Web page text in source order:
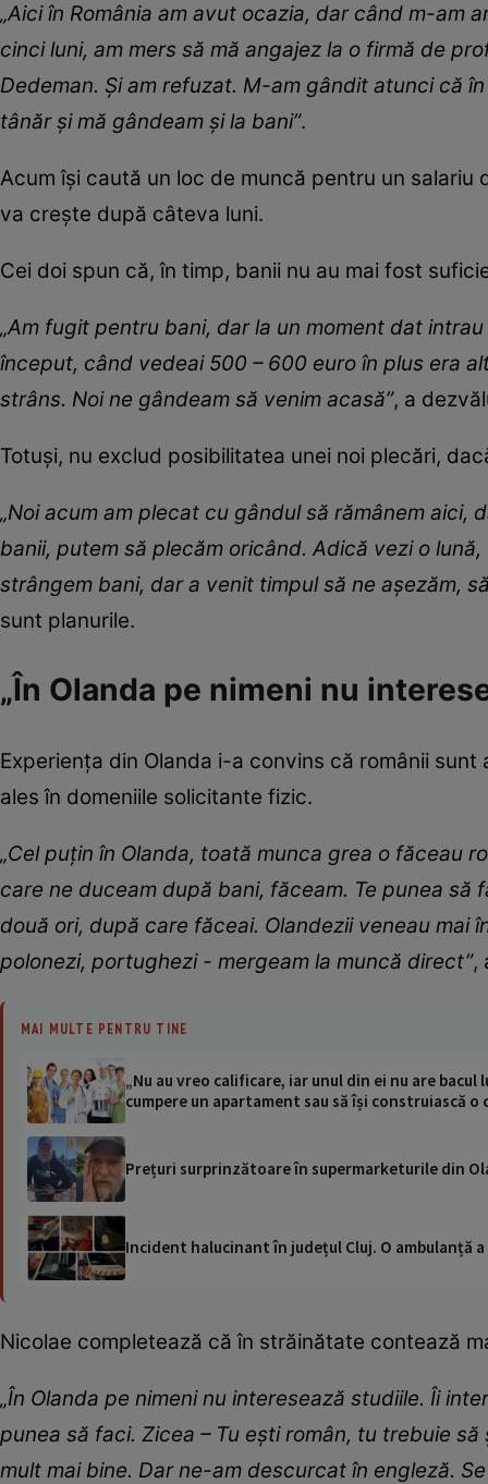
„Aici în România am avut ocazia, dar când m-am
cinci luni, am mers să mă angajez la o firmă de
Dedeman. Și am refuzat. M-am gândit atunci că
tânăr și mă gândeam și la bani”.
Acum își caută un loc de muncă pentru un
va crește după câteva luni.
Cei doi spun că, în timp, banii nu au mai fost
„Am fugit pentru bani, dar la un moment dat
început, când vedeai 500 – 600 euro în plus era
strâns. Noi ne gândeam să venim acasă”, a
Totuși, nu exclud posibilitatea unei noi plecări,
„Noi acum am plecat cu gândul să rămânem aici,
banii, putem să plecăm oricând. Adică vezi o
strângem bani, dar a venit timpul să ne așezăm,
sunt planurile.
„În Olanda pe nimeni nu
Experiența din Olanda i-a convins că românii
ales în domeniile solicitante fizic.
„Cel puțin în Olanda, toată munca grea o făceau
care ne duceam după bani, făceam. Te punea
două ori, după care făceai. Olandezii veneau mai
polonezi, portughezi - mergeam la muncă direct”,
MAI MULTE PENTRU TINE
„Nu au vreo calificare, iar unul din ei nu are
cumpere un apartament sau să își construiască o
Prețuri surprinzătoare în supermarketurile din
Incident halucinant în județul Cluj. O ambulanță
Nicolae completează că în străinătate contează
„În Olanda pe nimeni nu interesează studiile. Îi
punea să faci. Zicea – Tu ești român, tu trebuie
mult mai bine. Dar ne-am descurcat în engleză.